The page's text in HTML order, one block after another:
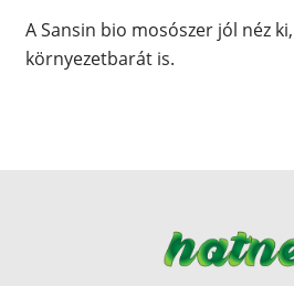
A Sansin bio mosószer jól néz
környezetbarát is.